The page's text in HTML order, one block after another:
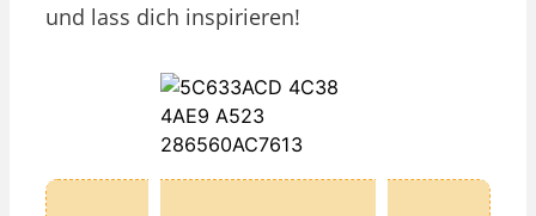
und lass dich inspirieren!